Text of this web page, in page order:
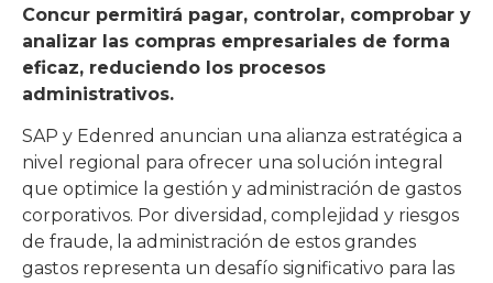
Concur permitirá pagar, controlar, comprobar y
analizar las compras empresariales de forma
eficaz, reduciendo los procesos
administrativos.
SAP y Edenred anuncian una alianza estratégica a
nivel regional para ofrecer una solución integral
que optimice la gestión y administración de gastos
corporativos. Por diversidad, complejidad y riesgos
de fraude, la administración de estos grandes
gastos representa un desafío significativo para las